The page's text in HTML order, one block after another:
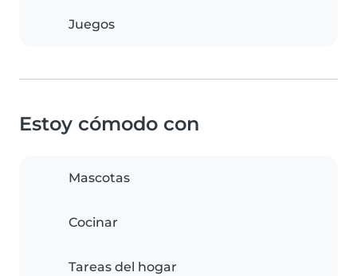
Juegos
Estoy cómodo con
Mascotas
Cocinar
Tareas del hogar